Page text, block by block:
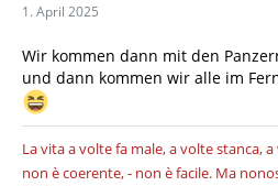
1. April 2025
Wir kommen dann mit den
und dann kommen wir alle im
La vita a volte fa male, a volte stanca,
non è coerente, - non è facile. Ma